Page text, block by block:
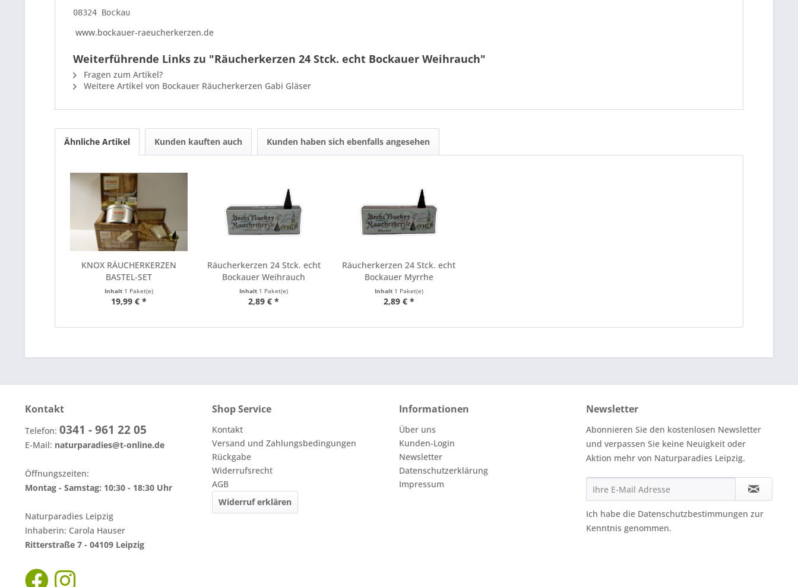
08324 Bockau
www.bockauer-raeucherkerzen.de
Weiterführende Links zu "Räucherkerzen 24 Stck. echt Bockauer Weihrauch"
Fragen zum Artikel?
Weitere Artikel von Bockauer Räucherkerzen Gabi Gläser
Ähnliche Artikel Kunden kauften auch Kunden haben sich ebenfalls angesehen
KNOX RÄUCHERKERZEN
BASTEL-SET
Inhalt 1 Paket(e)
19,99 € *
Räucherkerzen 24 Stck. echt
Bockauer Weihrauch
Inhalt 1 Paket(e)
2,89 € *
Räucherkerzen 24 Stck. echt
Bockauer Myrrhe
Inhalt 1 Paket(e)
2,89 € *
Kontakt
Telefon: 0341 - 961 22 05
E-Mail: naturparadies@t-online.de
Öffnungszeiten:
Montag - Samstag: 10:30 - 18:30 Uhr
Naturparadies Leipzig
Inhaberin: Carola Hauser
Ritterstraße 7 - 04109 Leipzig
Shop Service
Kontakt
Versand und Zahlungsbedingungen
Rückgabe
Widerrufsrecht
AGB
Widerruf erklären
Informationen
Über uns
Kunden-Login
Newsletter
Datenschutzerklärung
Impressum
Newsletter
Abonnieren Sie den kostenlosen Newsletter
und verpassen Sie keine Neuigkeit oder
Aktion mehr von Naturparadies Leipzig.
Ich habe die Datenschutzbestimmungen zur
Kenntnis genommen.